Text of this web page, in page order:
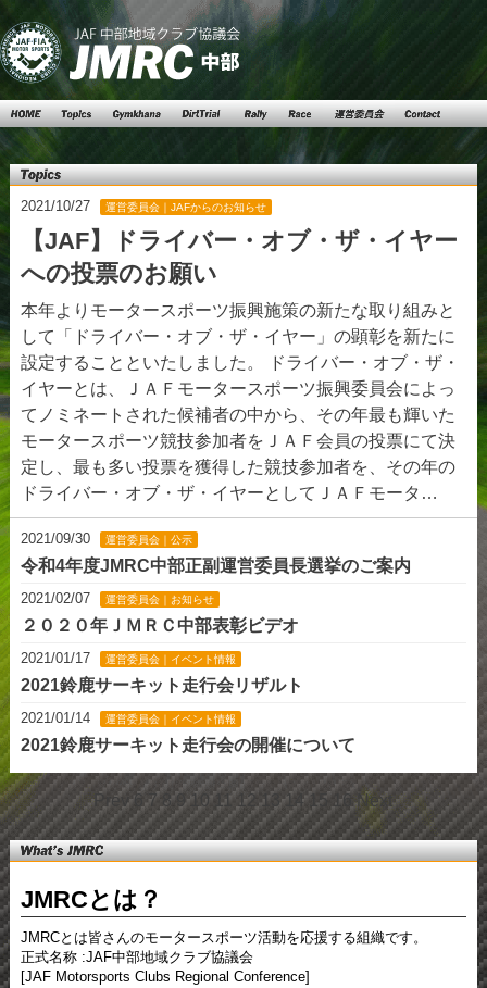
Top TopicsGymkhanaDartTrialRally Race運営委員Contact
Topics
2021/10/27 運営委員会｜JAFからのお知らせ
【JAF】ドライバー・オブ・ザ・イヤー
への投票のお願い
本年よりモータースポーツ振興施策の新たな取り組みと
して「ドライバー・オブ・ザ・イヤー」の顕彰を新たに
設定することといたしました。 ドライバー・オブ・ザ・
イヤーとは、ＪＡＦモータースポーツ振興委員会によっ
てノミネートされた候補者の中から、その年最も輝いた
モータースポーツ競技参加者をＪＡＦ会員の投票にて決
定し、最も多い投票を獲得した競技参加者を、その年の
ドライバー・オブ・ザ・イヤーとしてＪＡＦモータ…
2021/09/30 運営委員会｜公示
令和4年度JMRC中部正副運営委員長選挙のご案内
2021/02/07 運営委員会｜お知らせ
２０２０年ＪＭＲＣ中部表彰ビデオ
2021/01/17 運営委員会｜イベント情報
2021鈴鹿サーキット走行会リザルト
2021/01/14 運営委員会｜イベント情報
2021鈴鹿サーキット走行会の開催について
Prev 6 7 8 9 10 11 12 13 14 15 16 Next
Whats
JMRC
JMRCとは？
JMRCとは皆さんのモータースポーツ活動を応援する組織です。
正式名称 :JAF中部地域クラブ協議会
[JAF Motorsports Clubs Regional Conference]